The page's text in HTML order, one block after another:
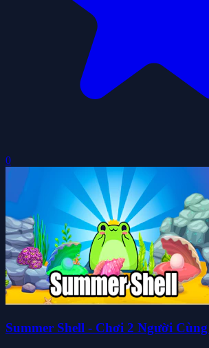
0
Summer Shell - Chơi 2 Người